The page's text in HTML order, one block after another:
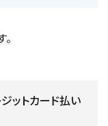
ットカード払い